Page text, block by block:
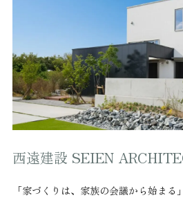
西遠建設 SEIEN
「家づくりは、家族の会議から始まる」